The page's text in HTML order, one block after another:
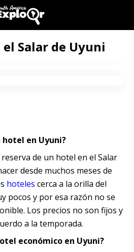
INICIO
Iquitos
Picchu
a
Salar de Uyuni
hotel en Uyuni?
de un hotel en el Salar
desde muchos meses de
hoteles cerca a la orilla del
pocos y por esa razón no se
Los precios no son fijos y
a la temporada.
económico en Uyuni?